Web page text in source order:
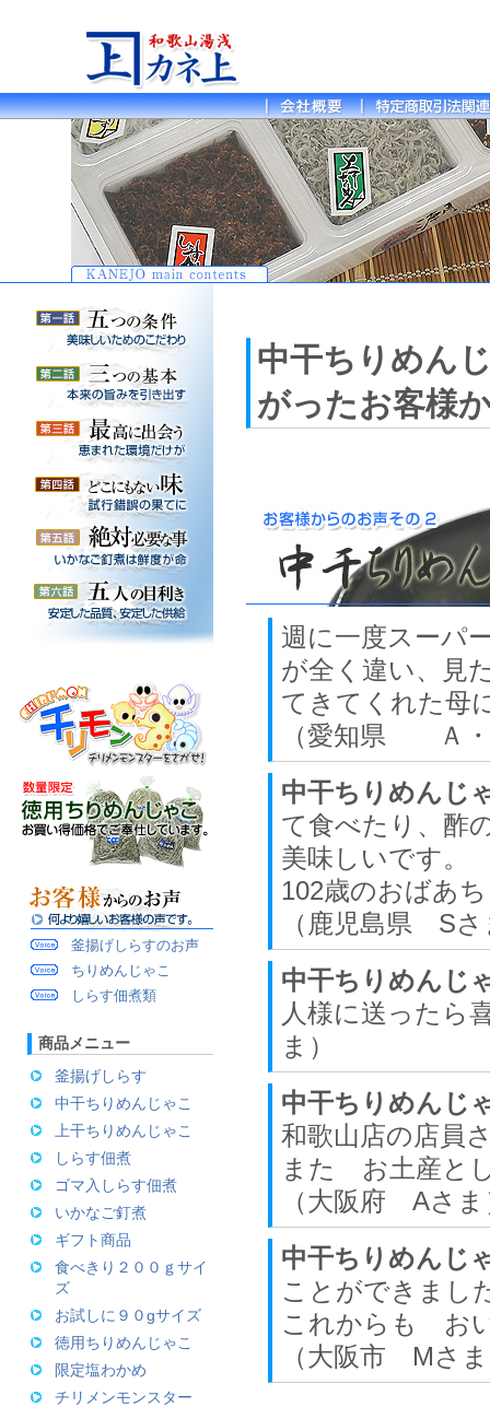
中干ちりめん
がったお客様
週に一度スーパ
が全く違い、見
てきてくれた母
（愛知県 Ａ
中干ちりめんじ
て食べたり、酢
美味しいです。
102歳のおばあ
（鹿児島県 Sさ
中干ちりめんじ
人様に送ったら
ま）
中干ちりめんじ
和歌山店の店員
また お土産と
（大阪府 Aさま
中干ちりめんじ
ことができまし
これからも お
（大阪市 Mさ
釜揚げしらすのお声
ちりめんじゃこ
しらす佃煮類
商品メニュー
釜揚げしらす
中干ちりめんじゃこ
上干ちりめんじゃこ
しらす佃煮
ゴマ入しらす佃煮
いかなご釘煮
ギフト商品
食べきり２００ｇサイ
ズ
お試しに９０gサイズ
徳用ちりめんじゃこ
限定塩わかめ
チリメンモンスター